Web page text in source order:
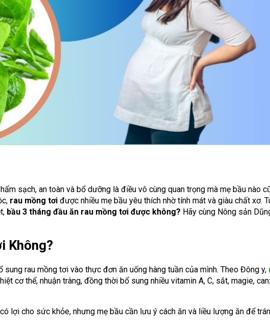
sạch, an toàn và bổ dưỡng là điều vô cùng quan trọng mà mẹ bầu nào
rau mồng tơi được nhiều mẹ bầu yêu thích nhờ tính mát và giàu chất xơ.
bầu 3 tháng đầu ăn rau mồng tơi được không? Hãy cùng Nông sản
Không?
sung rau mồng tơi vào thực đơn ăn uống hàng tuần của mình. Theo Đông y,
cơ thể, nhuận tràng, đồng thời bổ sung nhiều vitamin A, C, sắt, magie,
lợi cho sức khỏe, nhưng mẹ bầu cần lưu ý cách ăn và liều lượng ăn để